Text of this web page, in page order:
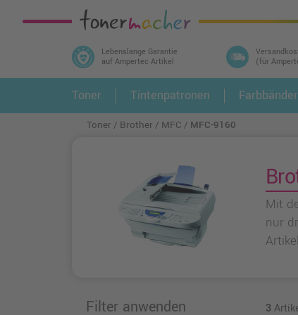
Lebenslange Garantie
auf Ampertec Artikel
(für
In 3 einfachen Schritten ihr Druckermodell
und alle dazu passenden Artikel finden ➤ 1.
Toner Tintenpatronen
Toner Brother MFC MFC-9160
Mit
nur
Filter anwenden 3